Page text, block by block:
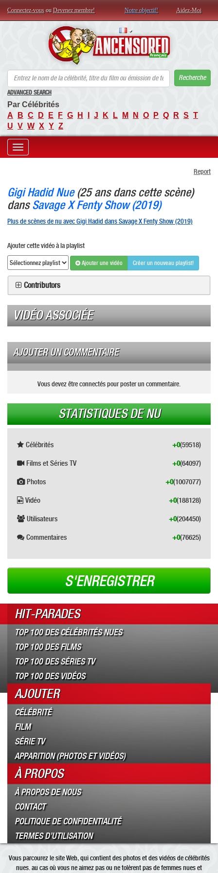
Connectez-vous ou Devenez membre! Notre objectif! Aidez-Moi
Recherche
ADVANCED SEARCH
Par Célébrités
A
B C D E F G H J K L M N O P Q R S T
U V W X Y Z
Toggle
Report
Gigi Hadid Nue(25 ans dans cette scène)
dansSavage X Fenty Show (2019)
Plus de scènes de nu avec Gigi Hadid dans Savage X Fenty Show (2019)
Ajouter cette vidéo à la playlist
Ajouter une vidéo Créer un nouveau playlist!
Contributors
VIDÉO ASSOCIÉE
AJOUTER UN COMMENTAIRE
Vous devez être connectés pour poster un commentaire.
STATISTIQUES DE NU
Célébrités (59518)
+0
Films et Séries TV (64097)
+0
Photos (1007077)
+0
Vidéo (188128)
+0
Utilisateurs (204450)
+0
Commentaires (76625)
+0
S'ENREGISTRER
HIT-PARADES
TOP 100 DES CÉLÉBRITÉS NUES
TOP 100 DES FILMS
TOP 100 DES SÉRIES TV
TOP 100 DES VIDÉOS
AJOUTER
CÉLÉBRITÉ
FILM
SÉRIE TV
APPARITION (PHOTOS ET VIDÉOS)
À PROPOS
À PROPOS DE NOUS
CONTACT
POLITIQUE DE CONFIDENTIALITÉ
TERMES D’UTILISATION
Vous parcourez le site Web, qui contient des photos et des vidéos de célébrités
nues. au cas où vous ne aimez pas ou ne tolèrent pas de femmes nues et